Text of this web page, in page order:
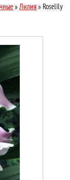
» Лилия » Roselily